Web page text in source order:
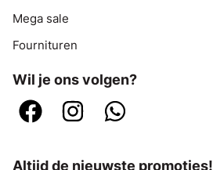
Mega sale
Fournituren
Wil je ons volgen?
Altijd de nieuwste promoties!